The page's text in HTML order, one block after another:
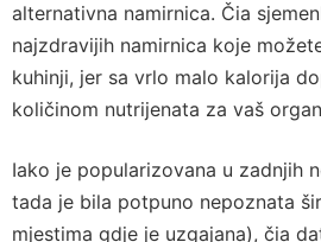
alternativna namirnica. Čia
najzdravijih namirnica koje
kuhinji, jer sa vrlo malo kalorija
količinom nutrijenata za vaš
Iako je popularizovana u zadnjih
tada je bila potpuno nepoznata
mjestima gdje je uzgajana), čia